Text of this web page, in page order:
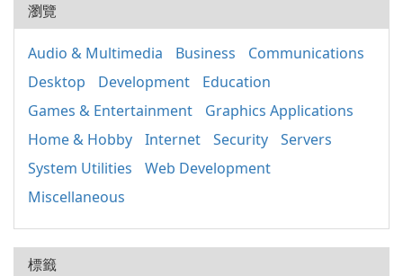
瀏覽
Audio & Multimedia Business
Communications
Desktop
Development
Education
Games & Entertainment
Graphics Applications
Home & Hobby
Internet Security
Servers
System Utilities
Web Development
Miscellaneous
標籤